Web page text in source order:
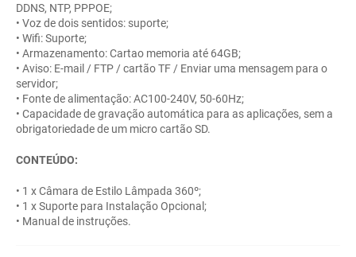
DDNS, NTP, PPPOE;
• Voz de dois sentidos: suporte;
• Wifi: Suporte;
• Armazenamento: Cartao memoria até 64GB;
• Aviso: E-mail / FTP / cartão TF / Enviar uma mensagem para o
servidor;
• Fonte de alimentação: AC100-240V, 50-60Hz;
• Capacidade de gravação automática para as aplicações, sem a
obrigatoriedade de um micro cartão SD.
CONTEÚDO:
• 1 x Câmara de Estilo Lâmpada 360º;
• 1 x Suporte para Instalação Opcional;
• Manual de instruções.